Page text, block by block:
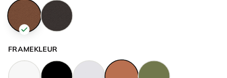
FRAMEKLEUR